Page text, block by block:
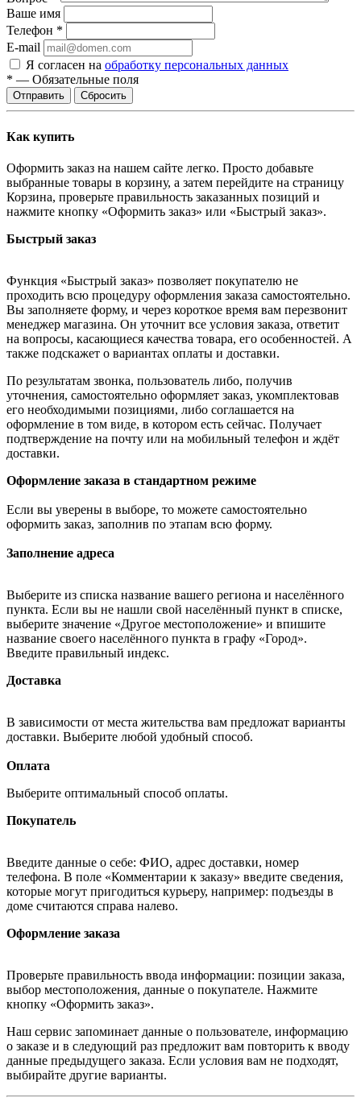
Ваше имя
Телефон *
E-mail
Я согласен на обработку персональных данных
* — Обязательные поля
Отправить Сбросить
Как купить
Оформить заказ на нашем сайте легко. Просто добавьте
выбранные товары в корзину, а затем перейдите на страницу
Корзина, проверьте правильность заказанных позиций и
нажмите кнопку «Оформить заказ» или «Быстрый заказ».
Быстрый заказ
Функция «Быстрый заказ» позволяет покупателю не
проходить всю процедуру оформления заказа самостоятельно.
Вы заполняете форму, и через короткое время вам перезвонит
менеджер магазина. Он уточнит все условия заказа, ответит
на вопросы, касающиеся качества товара, его особенностей. А
также подскажет о вариантах оплаты и доставки.
По результатам звонка, пользователь либо, получив
уточнения, самостоятельно оформляет заказ, укомплектовав
его необходимыми позициями, либо соглашается на
оформление в том виде, в котором есть сейчас. Получает
подтверждение на почту или на мобильный телефон и ждёт
доставки.
Оформление заказа в стандартном режиме
Если вы уверены в выборе, то можете самостоятельно
оформить заказ, заполнив по этапам всю форму.
Заполнение адреса
Выберите из списка название вашего региона и населённого
пункта. Если вы не нашли свой населённый пункт в списке,
выберите значение «Другое местоположение» и впишите
название своего населённого пункта в графу «Город».
Введите правильный индекс.
Доставка
В зависимости от места жительства вам предложат варианты
доставки. Выберите любой удобный способ.
Оплата
Выберите оптимальный способ оплаты.
Покупатель
Введите данные о себе: ФИО, адрес доставки, номер
телефона. В поле «Комментарии к заказу» введите сведения,
которые могут пригодиться курьеру, например: подъезды в
доме считаются справа налево.
Оформление заказа
Проверьте правильность ввода информации: позиции заказа,
выбор местоположения, данные о покупателе. Нажмите
кнопку «Оформить заказ».
Наш сервис запоминает данные о пользователе, информацию
о заказе и в следующий раз предложит вам повторить к вводу
данные предыдущего заказа. Если условия вам не подходят,
выбирайте другие варианты.